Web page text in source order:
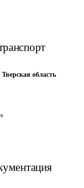
Тверская область